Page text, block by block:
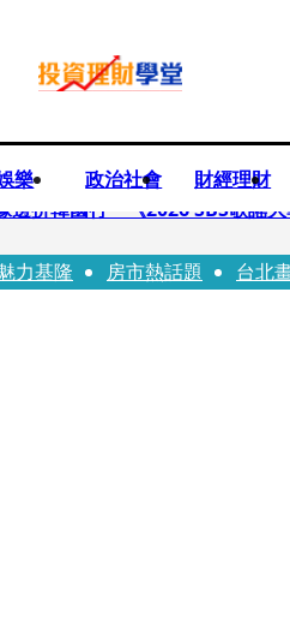
樂 政治社會 財經理財
邊拚韓國行 《2026 SBS歌謠
火急跳船？ 宏碁派任李文詳接
力基隆 房市熱話題 台北